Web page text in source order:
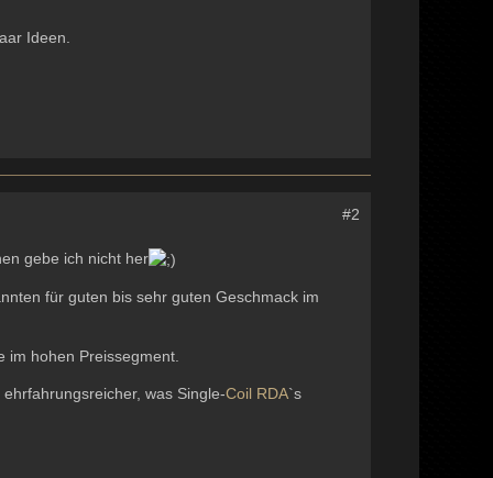
Ideen.
#2
gebe ich nicht her
für guten bis sehr guten Geschmack im
im hohen Preissegment.
was Single-Coil RDA`s